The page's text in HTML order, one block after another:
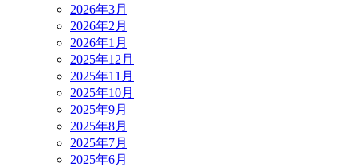
2026年3月
2026年2月
2026年1月
2025年12月
2025年11月
2025年10月
2025年9月
2025年8月
2025年7月
2025年6月